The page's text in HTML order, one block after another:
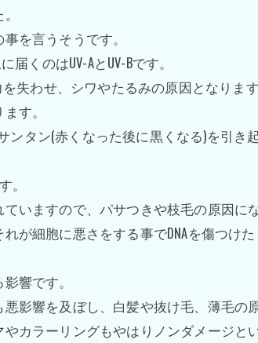
を言うそうです。
届くのはUV-AとUV-Bです。
失わせ、シワやたるみの原因となります
す。
ンタン(赤くなった後に黒くなる)を引
。
いますので、パサつきや枝毛の原因に
が細胞に悪さをする事でDNAを傷つけ
響です。
影響を及ぼし、白髪や抜け毛、薄毛の
カラーリングもやはりノンダメージと